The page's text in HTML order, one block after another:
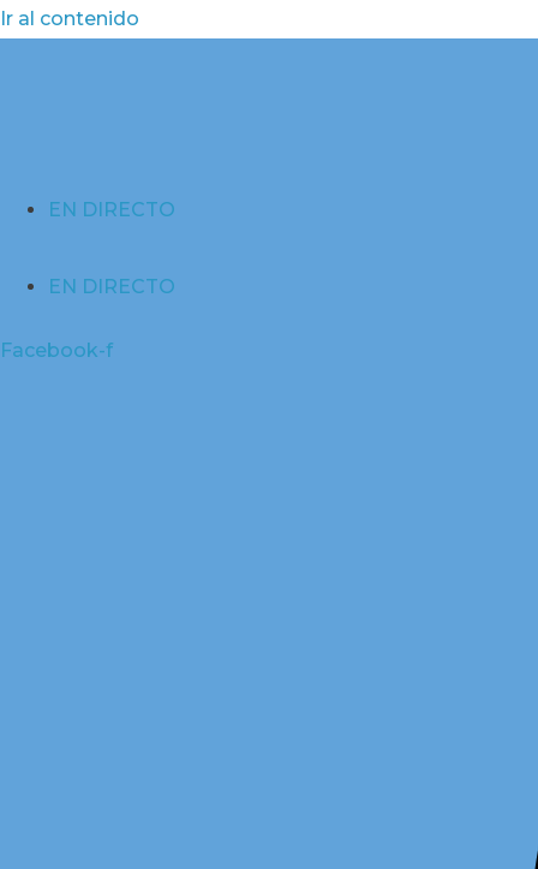
Ir al contenido
EN DIRECTO
EN DIRECTO
Facebook-f